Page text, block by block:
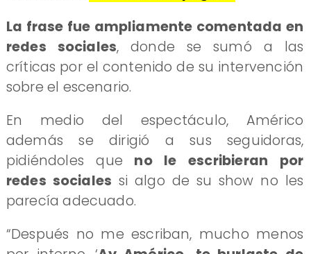
La frase fue ampliamente comentada en
redes sociales, donde se sumó a las
críticas por el contenido de su intervención
sobre el escenario.
En medio del espectáculo, Américo
además se dirigió a sus seguidoras,
pidiéndoles que no le escribieran por
redes sociales si algo de su show no les
parecía adecuado.
“Después no me escriban, mucho menos